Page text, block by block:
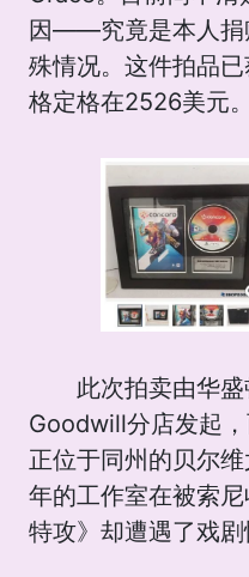
因——究竟是本人捐
殊情况。这件拍品
格定格在2526美元。
此次拍卖由华
Goodwill分店发起
正位于同州的贝尔
年的工作室在被索
特攻》却遭遇了戏剧